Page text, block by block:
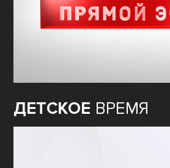
ДЕТСКОЕ ВРЕМЯ